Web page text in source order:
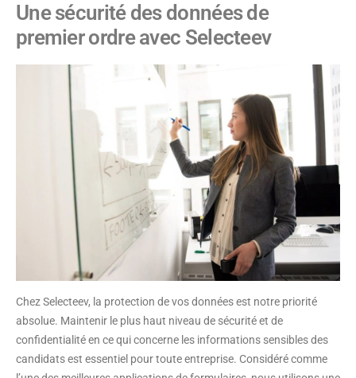
Une sécurité des données de
premier ordre avec Selecteev
Chez Selecteev, la protection de vos données est notre priorité
absolue. Maintenir le plus haut niveau de sécurité et de
confidentialité en ce qui concerne les informations sensibles des
candidats est essentiel pour toute entreprise. Considéré comme